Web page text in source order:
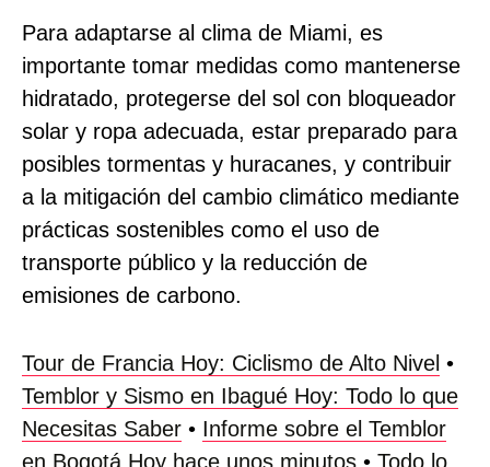
Para adaptarse al clima de Miami, es
importante tomar medidas como mantenerse
hidratado, protegerse del sol con bloqueador
solar y ropa adecuada, estar preparado para
posibles tormentas y huracanes, y contribuir
a la mitigación del cambio climático mediante
prácticas sostenibles como el uso de
transporte público y la reducción de
emisiones de carbono.
Tour de Francia Hoy: Ciclismo de Alto Nivel •
Temblor y Sismo en Ibagué Hoy: Todo lo que
Necesitas Saber • Informe sobre el Temblor
en Bogotá Hoy hace unos minutos • Todo lo